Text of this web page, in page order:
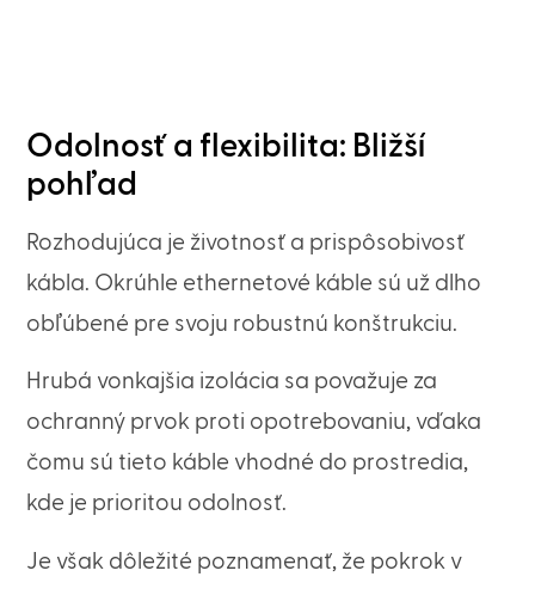
Odolnosť a flexibilita: Bližší
pohľad
Rozhodujúca je životnosť a prispôsobivosť
kábla. Okrúhle ethernetové káble sú už dlho
obľúbené pre svoju robustnú konštrukciu.
Hrubá vonkajšia izolácia sa považuje za
ochranný prvok proti opotrebovaniu, vďaka
čomu sú tieto káble vhodné do prostredia,
kde je prioritou odolnosť.
Je však dôležité poznamenať, že pokrok v